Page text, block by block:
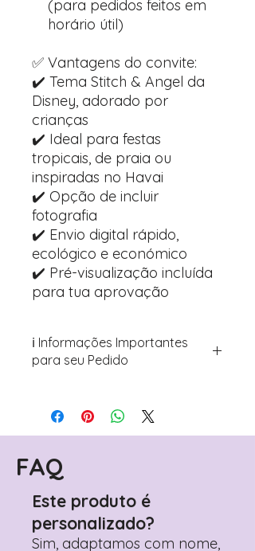
(para pedidos feitos em
horário útil)
✅ Vantagens do convite:
✔️ Tema Stitch & Angel da
Disney, adorado por
crianças
✔️ Ideal para festas
tropicais, de praia ou
inspiradas no Havai
✔️ Opção de incluir
fotografia
✔️ Envio digital rápido,
ecológico e económico
✔️ Pré-visualização incluída
para tua aprovação
ℹ️ Informações Importantes
para seu Pedido
Avance para a página de checkout
(próximo passo após o carrinho)
Encontre o campo de "Notas do
Pedido"
Adicione ali todos os detalhes de
Prefere fazer seu pedido pelo
WhatsApp? Clique aqui para nos
contactar: +351 960 119 353
FAQ
Este produto é
personalizado?
Sim, adaptamos com nome,